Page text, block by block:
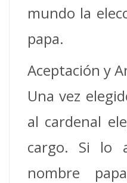
mundo la
papa.
Aceptación y
Una vez
al cardenal
cargo. Si lo
nombre